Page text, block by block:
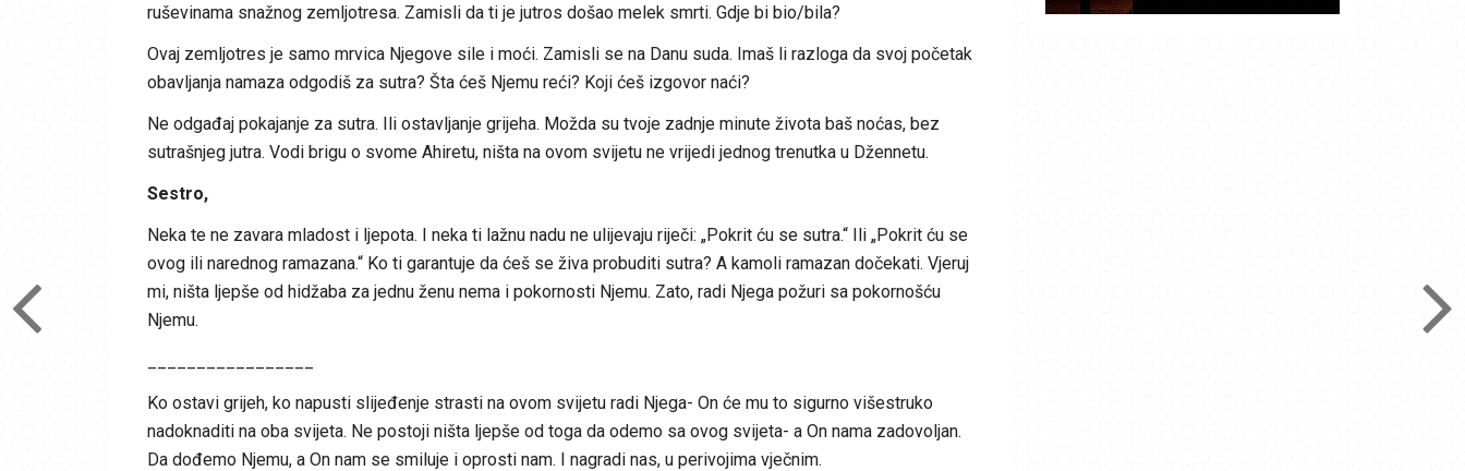
ruševinama snažnog zemljotresa. Zamisli da ti je jutros došao melek smrti. Gdje bi bio/bila?
Ovaj zemljotres je samo mrvica Njegove sile i moći. Zamisli se na Danu suda. Imaš li razloga da svoj početak
obavljanja namaza odgodiš za sutra? Šta ćeš Njemu reći? Koji ćeš izgovor naći?
Ne odgađaj pokajanje za sutra. Ili ostavljanje grijeha. Možda su tvoje zadnje minute života baš noćas, bez
sutrašnjeg jutra. Vodi brigu o svome Ahiretu, ništa na ovom svijetu ne vrijedi jednog trenutka u Džennetu.
Sestro,
Neka te ne zavara mladost i ljepota. I neka ti lažnu nadu ne ulijevaju riječi: „Pokrit ću se sutra.“ Ili „Pokrit ću se
ovog ili narednog ramazana.“ Ko ti garantuje da ćeš se živa probuditi sutra? A kamoli ramazan dočekati. Vjeruj
mi, ništa ljepše od hidžaba za jednu ženu nema i pokornosti Njemu. Zato, radi Njega požuri sa pokornošću
Njemu.
Ko ostavi grijeh, ko napusti slijeđenje strasti na ovom svijetu radi Njega- On će mu to sigurno višestruko
nadoknaditi na oba svijeta. Ne postoji ništa ljepše od toga da odemo sa ovog svijeta- a On nama zadovoljan.
Da dođemo Njemu, a On nam se smiluje i oprosti nam. I nagradi nas, u perivojima vječnim.